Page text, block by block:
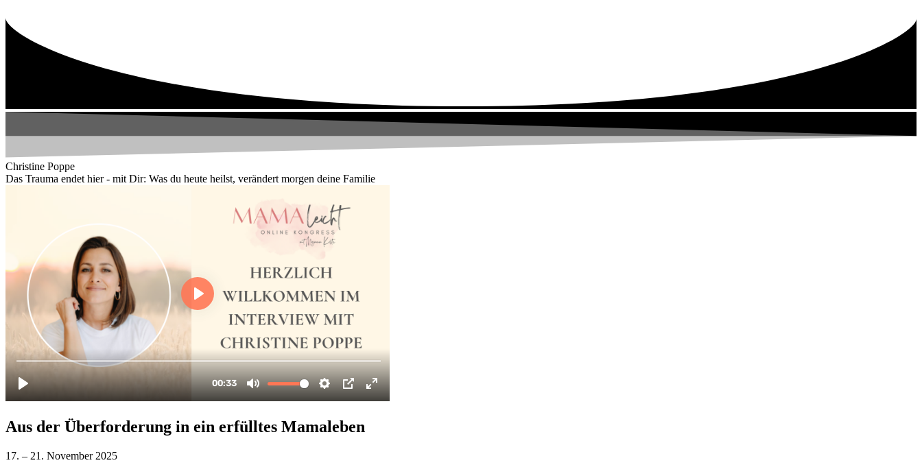
Inhalt
wechseln
Christine Poppe
Das Trauma endet hier - mit Dir: Was du heute heilst, verändert morgen deine Familie
Aus der Überforderung in ein erfülltes Mamaleben
17. – 21. November 2025